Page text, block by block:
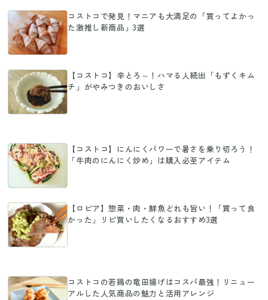
コストコで発見！マニアも大満足の「買ってよかっ
た激推し新商品」3選
【コストコ】辛とろ～！ハマる人続出「もずくキム
チ」がやみつきのおいしさ
【コストコ】にんにくパワーで暑さを乗り切ろう！
「牛肉のにんにく炒め」は購入必至アイテム
【ロピア】惣菜・肉・鮮魚どれも旨い！「買って良
かった」リピ買いしたくなるおすすめ3選
コストコの若鶏の竜田揚げはコスパ最強！リニュー
アルした人気商品の魅力と活用アレンジ